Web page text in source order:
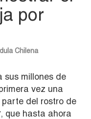
por
Chilena
sus millones de
vez una
del rostro de
, que hasta ahora